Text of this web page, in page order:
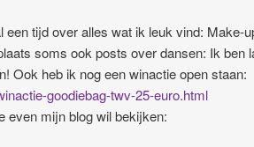
tijd over alles wat ik leuk vind: Make-
soms ook posts over dansen: Ik ben
Ook heb ik nog een winactie open staan:
goodiebag-twv-25-euro.html
even mijn blog wil bekijken: